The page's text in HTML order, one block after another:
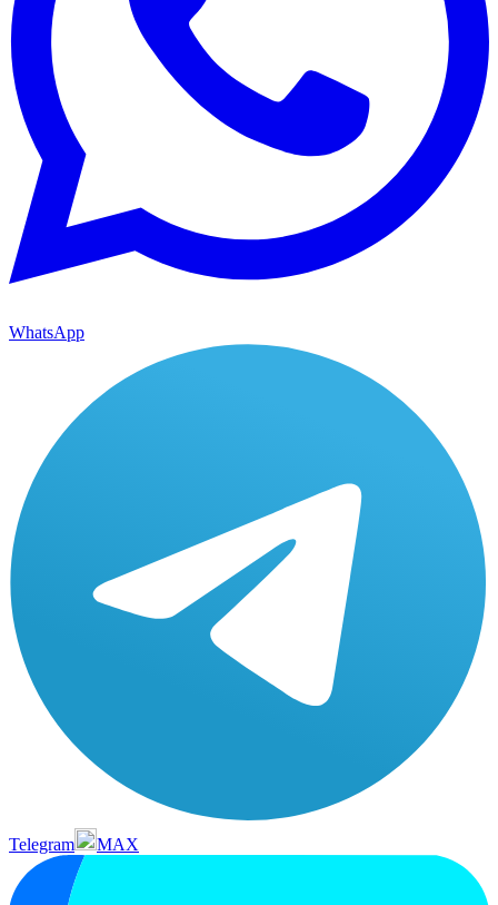
WhatsApp
Telegram MAX